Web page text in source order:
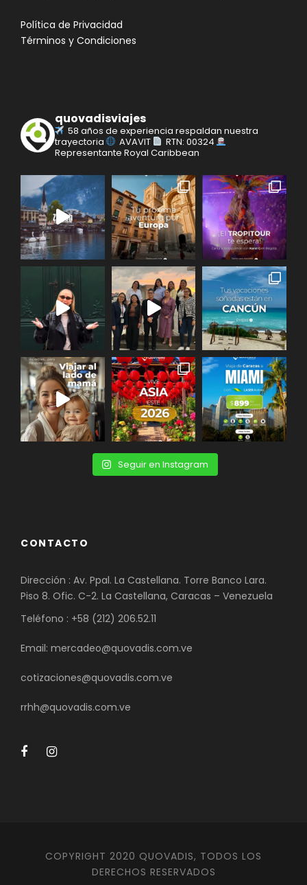
Política de Privacidad
Términos y Condiciones
quovadisviajes
58 años de experiencia respaldan nuestra
trayectoria
AVAVIT
RTN: 00324
Representante Royal Caribbean
Seguir en Instagram
CONTACTO
Dirección : Av. Ppal. La Castellana. Torre Banco Lara.
Piso 8. Ofic. C-2. La Castellana, Caracas – Venezuela
Teléfono : +58 (212) 206.52.11
Email: mercadeo@quovadis.com.ve
cotizaciones@quovadis.com.ve
rrhh@quovadis.com.ve
COPYRIGHT 2020 QUOVADIS, TODOS LOS
DERECHOS RESERVADOS